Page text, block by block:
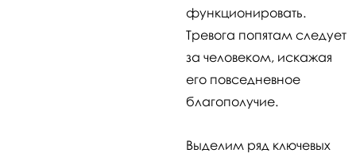
функционировать.
Тревога попятам следует
за человеком, искажая
его повседневное
благополучие.
Выделим ряд ключевых